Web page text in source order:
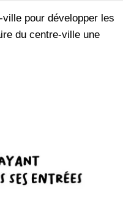
pour développer les
du centre-ville une